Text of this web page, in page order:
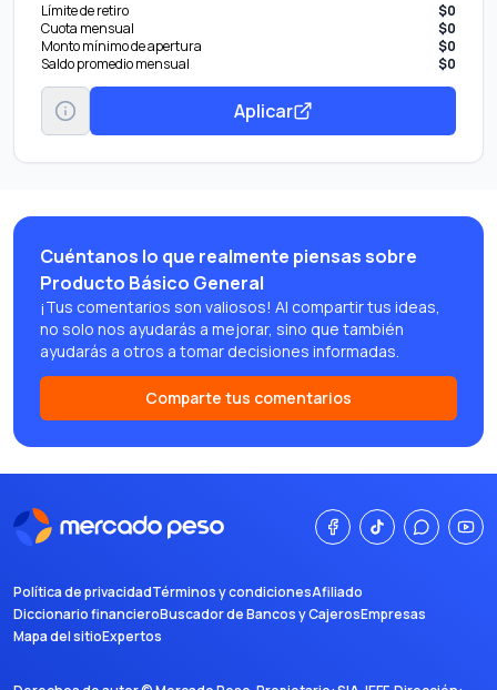
Límite de retiro
$0
Cuota mensual
$0
Monto mínimo de apertura
$0
Saldo promedio mensual
$0
Aplicar
Cuéntanos lo que realmente piensas sobre
Producto Básico General
¡Tus comentarios son valiosos! Al compartir tus ideas,
no solo nos ayudarás a mejorar, sino que también
ayudarás a otros a tomar decisiones informadas.
Comparte tus comentarios
Política de privacidadTérminos y condicionesAfiliado
Diccionario financieroBuscador de Bancos y CajerosEmpresas
Mapa del sitioExpertos